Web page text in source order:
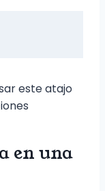
este atajo
en una